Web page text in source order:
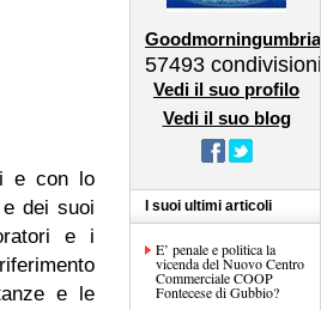
e con lo
dei suoi
e i
e le
Goodmorningumbria
57493 condivisioni
Vedi il suo profilo
Vedi il suo blog
I suoi ultimi articoli
E’ penale e politica la
vicenda del Nuovo Centro
Commerciale COOP
Fontecese di Gubbio?